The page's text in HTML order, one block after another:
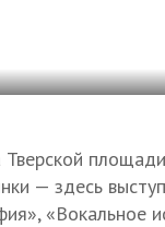
— здесь
«Вокальное